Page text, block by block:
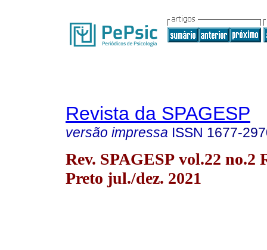
Revista da SPAGESP
versão impressa ISSN 1677-
Rev. SPAGESP vol.22 no.2
Preto jul./dez. 2021